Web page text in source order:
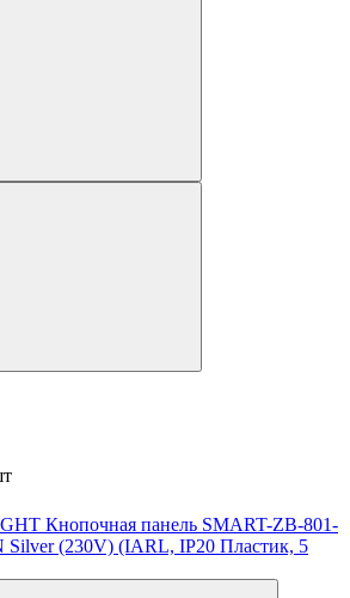
Кнопочная панель SMART-ZB-801-
Silver (230V) (IARL, IP20 Пластик, 5